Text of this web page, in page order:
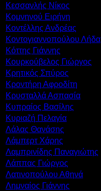
Κεσσανλής Νίκος
Κομνηνού Ειρήνη
Κοντέλλης Ανδρέας
Κοντογιαννοπούλου Λήδα
Κόττης Γιάννης
Κουρκούβελος Γιώργος
Κρητικός Σπύρος
Κροντήρη Αφροδίτη
Κρυσταλλά Ασπασία
Κυπραίος Βασίλης
Κυριαζή Πελαγία
Λάλας Θανάσης
Λάμπερτ Χάρης
Λαμπρινίδης Παναγιώτης
Λάππας Γιώργος
Λατινοπούλου Αθηνά
Λημναίος Γιάννης